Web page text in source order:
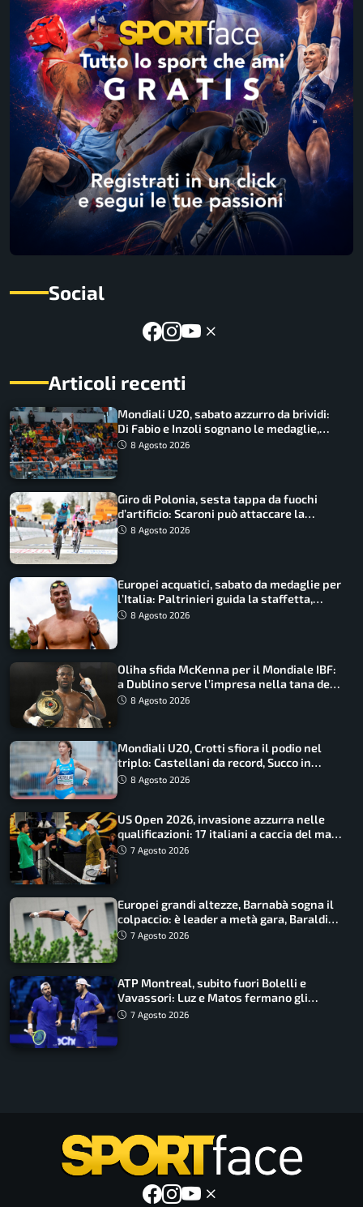
Social
Articoli recenti
Mondiali U20, sabato azzurro da brividi:
Di Fabio e Inzoli sognano le medaglie,
Castellani e Succo in finale
8 Agosto 2026
Giro di Polonia, sesta tappa da fuochi
d’artificio: Scaroni può attaccare la
maglia di Lemmen
8 Agosto 2026
Europei acquatici, sabato da medaglie per
l’Italia: Paltrinieri guida la staffetta,
Barnabà sogna l’oro dalle grandi altezze
8 Agosto 2026
Oliha sfida McKenna per il Mondiale IBF:
a Dublino serve l’impresa nella tana del
lupo8 Agosto 2026
Mondiali U20, Crotti sfiora il podio nel
triplo: Castellani da record, Succo in
finale
8 Agosto 2026
US Open 2026, invasione azzurra nelle
qualificazioni: 17 italiani a caccia del main
draw7 Agosto 2026
Europei grandi altezze, Barnabà sogna il
colpaccio: è leader a metà gara, Baraldi
ancora in corsa
7 Agosto 2026
ATP Montreal, subito fuori Bolelli e
Vavassori: Luz e Matos fermano gli
azzurri
7 Agosto 2026